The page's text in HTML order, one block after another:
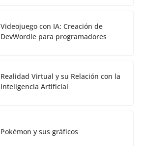
Videojuego con IA: Creación de
DevWordle para programadores
Realidad Virtual y su Relación con la
Inteligencia Artificial
Pokémon y sus gráficos